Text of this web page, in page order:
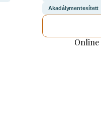
Akadálymentesített